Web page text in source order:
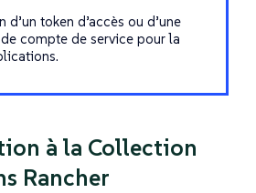
d’un token d’accès ou d’une
compte de service pour la
à la Collection
Rancher